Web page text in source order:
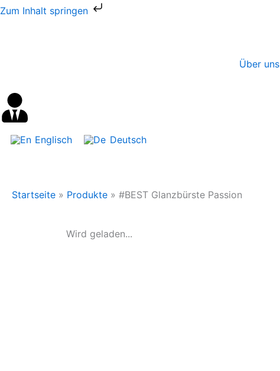
Zum Inhalt springen
Zum
Über uns
Englisch Deutsch
Startseite » Produkte » #BEST Glanzbürste Passion
Wird geladen...